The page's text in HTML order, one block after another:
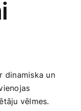
dinamiska un
vēlmes.